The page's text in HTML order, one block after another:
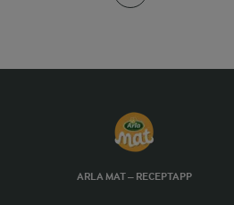
ARLA MAT – RECEPTAPP